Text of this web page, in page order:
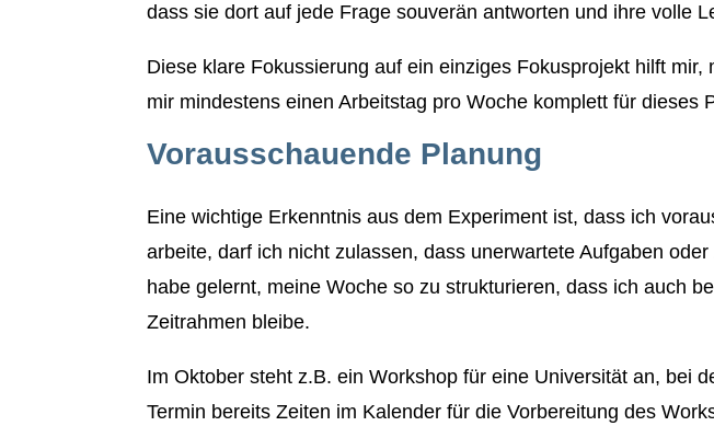
dass sie dort auf jede Frage souverän antworten und ihre volle
Diese klare Fokussierung auf ein einziges Fokusprojekt hilft
mir mindestens einen Arbeitstag pro Woche komplett für dieses
Vorausschauende Planung
Eine wichtige Erkenntnis aus dem Experiment ist, dass ich
arbeite, darf ich nicht zulassen, dass unerwartete Aufgaben
habe gelernt, meine Woche so zu strukturieren, dass ich auch
Zeitrahmen bleibe.
Im Oktober steht z.B. ein Workshop für eine Universität an, bei
Termin bereits Zeiten im Kalender für die Vorbereitung des